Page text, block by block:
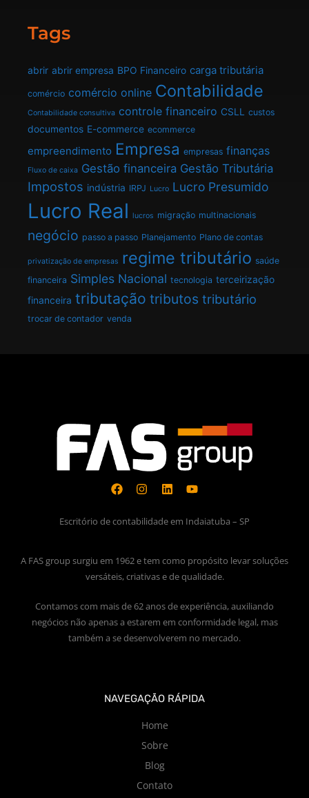
Tags
abrir abrir empresa BPO Financeiro carga tributária
comércio comércio online Contabilidade
Contabilidade consultiva controle financeiro CSLL custos
documentos E-commerce ecommerce
empreendimento Empresa empresas finanças
Fluxo de caixa Gestão financeira Gestão Tributária
Impostos indústria IRPJ Lucro Lucro Presumido
Lucro Real lucros migração multinacionais
negócio passo a passo Planejamento Plano de contas
privatização de empresas regime tributário saúde
financeira Simples Nacional tecnologia terceirização
financeira tributação tributos tributário
trocar de contador venda
Escritório de contabilidade em Indaiatuba – SP
A FAS group surgiu em 1962 e tem como propósito levar soluções
versáteis, criativas e de qualidade.
Contamos com mais de 62 anos de experiência, auxiliando
negócios não apenas a estarem em conformidade legal, mas
também a se desenvolverem no mercado.
NAVEGAÇÃO RÁPIDA
Home
Sobre
Blog
Contato